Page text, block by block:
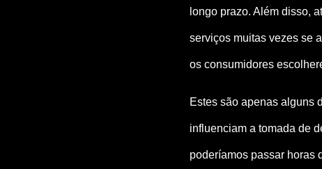
longo prazo. Além disso,
serviços muitas vezes se
os consumidores
Estes são apenas alguns
influenciam a tomada de
poderíamos passar horas